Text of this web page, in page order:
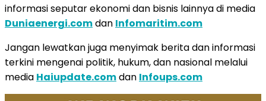
informasi seputar ekonomi dan bisnis lainnya di media
Duniaenergi.comdan Infomaritim.com
Jangan lewatkan juga menyimak berita dan informasi
terkini mengenai politik, hukum, dan nasional melalui
media Haiupdate.comdan Infoups.com